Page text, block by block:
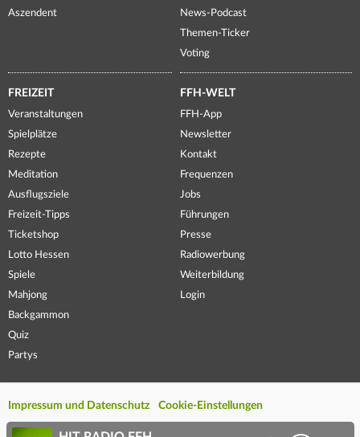
Aszendent
News-Podcast
Themen-Ticker
Voting
FREIZEIT
Veranstaltungen
Spielplätze
Rezepte
Meditation
Ausflugsziele
Freizeit-Tipps
Ticketshop
Lotto Hessen
Spiele
Mahjong
Backgammon
Quiz
Partys
FFH-WELT
FFH-App
Newsletter
Kontakt
Frequenzen
Jobs
Führungen
Presse
Radiowerbung
Weiterbildung
Login
Impressum und Datenschutz Cookie-Einstellungen